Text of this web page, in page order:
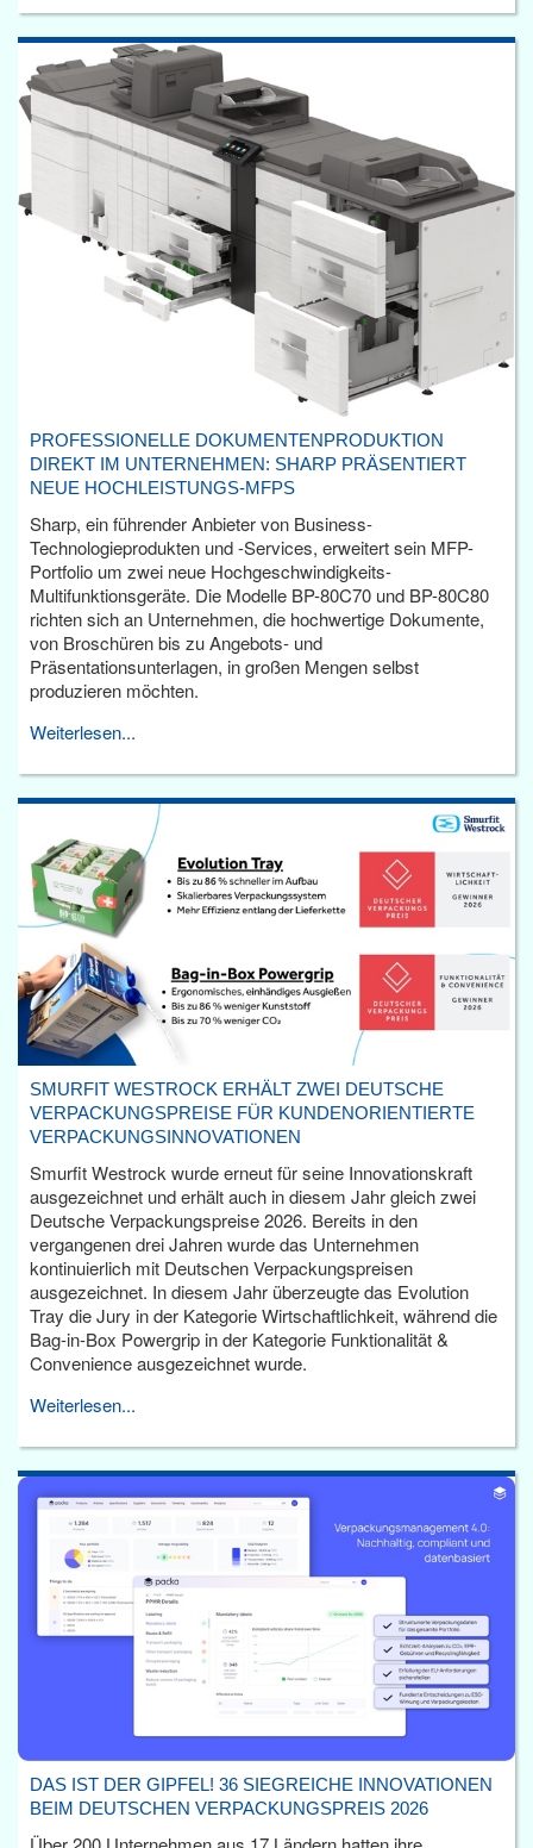
PROFESSIONELLE DOKUMENTENPRODUKTION
DIREKT IM UNTERNEHMEN: SHARP PRÄSENTIERT
NEUE HOCHLEISTUNGS-MFPS
Sharp, ein führender Anbieter von Business-
Technologieprodukten und -Services, erweitert sein MFP-
Portfolio um zwei neue Hochgeschwindigkeits-
Multifunktionsgeräte. Die Modelle BP-80C70 und BP-80C80
richten sich an Unternehmen, die hochwertige Dokumente,
von Broschüren bis zu Angebots- und
Präsentationsunterlagen, in großen Mengen selbst
produzieren möchten.
Weiterlesen...
SMURFIT WESTROCK ERHÄLT ZWEI DEUTSCHE
VERPACKUNGSPREISE FÜR KUNDENORIENTIERTE
VERPACKUNGSINNOVATIONEN
Smurfit Westrock wurde erneut für seine Innovationskraft
ausgezeichnet und erhält auch in diesem Jahr gleich zwei
Deutsche Verpackungspreise 2026. Bereits in den
vergangenen drei Jahren wurde das Unternehmen
kontinuierlich mit Deutschen Verpackungspreisen
ausgezeichnet. In diesem Jahr überzeugte das Evolution
Tray die Jury in der Kategorie Wirtschaftlichkeit, während die
Bag-in-Box Powergrip in der Kategorie Funktionalität &
Convenience ausgezeichnet wurde.
Weiterlesen...
DAS IST DER GIPFEL! 36 SIEGREICHE INNOVATIONEN
BEIM DEUTSCHEN VERPACKUNGSPREIS 2026